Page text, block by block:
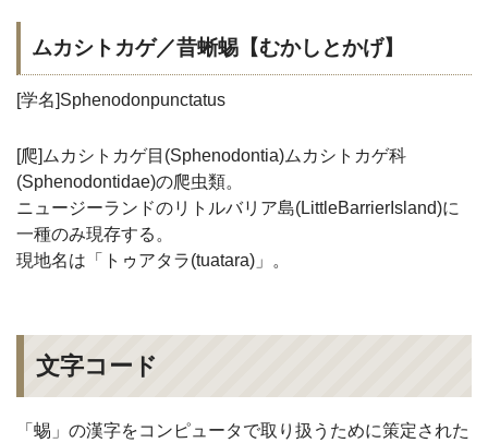
ムカシトカゲ／昔蜥蜴【むかしとかげ】
[学名]Sphenodonpunctatus
[爬]ムカシトカゲ目(Sphenodontia)ムカシトカゲ科
(Sphenodontidae)の爬虫類。
ニュージーランドのリトルバリア島(LittleBarrierIsland)に
一種のみ現存する。
現地名は「トゥアタラ(tuatara)」。
文字コード
「蜴」の漢字をコンピュータで取り扱うために策定された